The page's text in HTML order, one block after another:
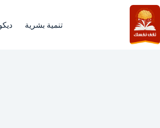
التجاوز
إلى
المحتوى
تنمية بشرية